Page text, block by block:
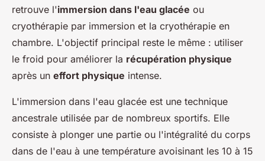
retrouve l'immersion dans l'eau glacée ou
cryothérapie par immersion et la cryothérapie en
chambre. L'objectif principal reste le même : utiliser
le froid pour améliorer la récupération physique
après un effort physique intense.
L'immersion dans l'eau glacée est une technique
ancestrale utilisée par de nombreux sportifs. Elle
consiste à plonger une partie ou l'intégralité du corps
dans de l'eau à une température avoisinant les 10 à 15